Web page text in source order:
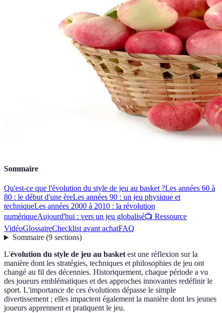
Sommaire
Qu'est-ce que l'évolution du style de jeu au basket ?Les années 60 à
80 : le début d'une èreLes années 90 : un jeu physique et
techniqueLes années 2000 à 2010 : la révolution
numériqueAujourd'hui : vers un jeu globalisé📺 Ressource
VidéoGlossaireChecklist avant achatFAQ
Sommaire(9 sections)
L'évolution du style de jeu au basketest une réflexion sur la
manière dont les stratégies, techniques et philosophies de jeu ont
changé au fil des décennies. Historiquement, chaque période a vu
des joueurs emblématiques et des approches innovantes redéfinir le
sport. L'importance de ces évolutions dépasse le simple
divertissement ; elles impactent également la manière dont les jeunes
joueurs apprennent et pratiquent le jeu.